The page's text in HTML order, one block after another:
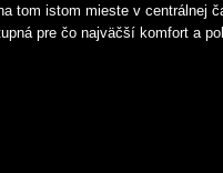
tom istom mieste v centrálnej
pre čo najväčší komfort a